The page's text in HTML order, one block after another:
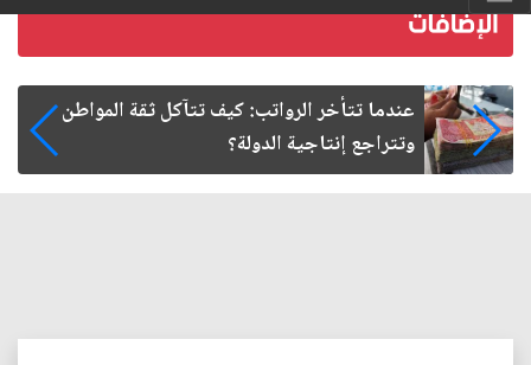
صمت الطريق بعد الأربعين